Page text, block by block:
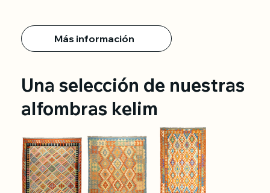
Más información
Una selección de nuestras
alfombras kelim